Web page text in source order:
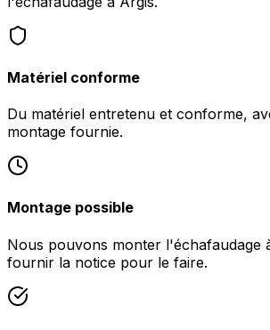
Matériel conforme
Du matériel entretenu et conforme,
montage fournie.
Montage possible
Nous pouvons monter l'échafaudage
fournir la notice pour le faire.